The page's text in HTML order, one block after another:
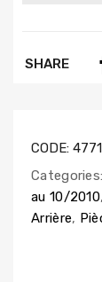
SHARE
CODE:
Categories:
au 10/2010,
Arrière,